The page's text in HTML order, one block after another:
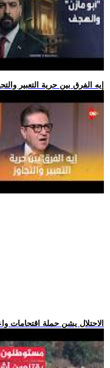
.. إيه الفرق بين حرية التعبير
.. الاحتلال يشن حملة